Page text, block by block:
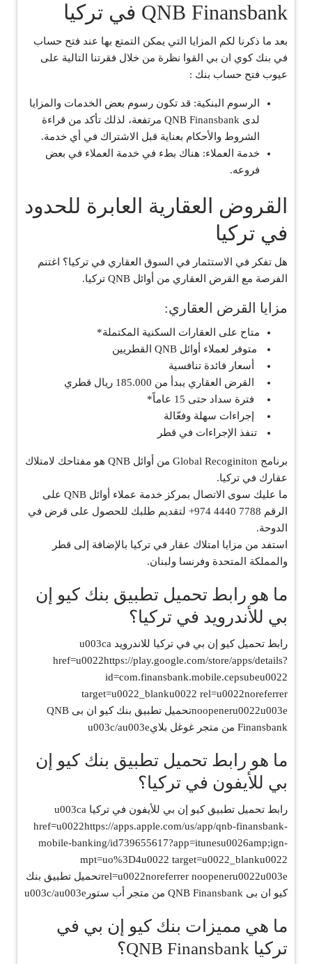
QNB Finansbank في تركيا
بعد ما ذكرنا لكم المزايا التي يمكن التمتع بها عند فتح حساب
في بنك كوي ان بي القوا نظرة من خلال فقرتنا التالية على
عيوب فتح حساب بنك :
الرسوم البنكية: قد تكون رسوم بعض الخدمات والمزايا
لدى QNB Finansbank مرتفعة، لذلك تأكد من قراءة
الشروط والأحكام بعناية قبل الاشتراك في أي خدمة.
خدمة العملاء: هناك بطء في خدمة العملاء في بعض
فروعه.
القروض العقارية العابرة للحدود
في تركيا
هل تفكر في الاستثمار في السوق العقاري في تركيا؟ اغتنم
الفرصة مع القرض العقاري من أوائل QNB تركيا.
مزايا القرض العقاري:
متاح على العقارات السكنية المكتملة*
متوفر لعملاء أوائل QNB القطريين
أسعار فائدة تنافسية
القرض العقاري يبدأ من 185.000 ريال قطري
فترة سداد حتى 15 عاماً*
إجراءات سهلة وفعّالة
تنفذ الإجراءات في قطر
برنامج Global Recoginiton من أوائل QNB هو مفتاحك لامتلاك
عقارك في تركيا.
ما عليك سوى الاتصال بمركز خدمة عملاء أوائل QNB على
الرقم 7788 4440 974+ لتقديم طلبك للحصول على قرض في
الدوحة.
استفد من مزايا امتلاك عقار في تركيا بالإضافة إلى قطر
والمملكة المتحدة وفرنسا ولبنان.
ما هو رابط تحميل تطبيق بنك كيو إن
بي للأندرويد في تركيا؟
رابط تحميل كيو إن بي في تركيا للاندرويد u003ca
href=u0022https://play.google.com/store/apps/details?
id=com.finansbank.mobile.cepsubeu0022
target=u0022_blanku0022 rel=u0022noreferrer
noopeneru0022u003eتحميل تطبيق بنك كيو ان بى QNB
Finansbank من متجر غوغل بلايu003c/au003e
ما هو رابط تحميل تطبيق بنك كيو إن
بي للأيفون في تركيا؟
رابط تحميل تطبيق كيو إن بي للأيفون في تركيا u003ca
href=u0022https://apps.apple.com/us/app/qnb-finansbank-
mobile-banking/id739655617?app=itunesu0026amp;ign-
mpt=uo%3D4u0022 target=u0022_blanku0022
rel=u0022noreferrer noopeneru0022u003eتحميل تطبيق بنك
كيو ان بى QNB Finansbank من متجر أب ستورu003c/au003e
ما هي مميزات بنك كيو إن بي في
تركيا QNB Finansbank؟